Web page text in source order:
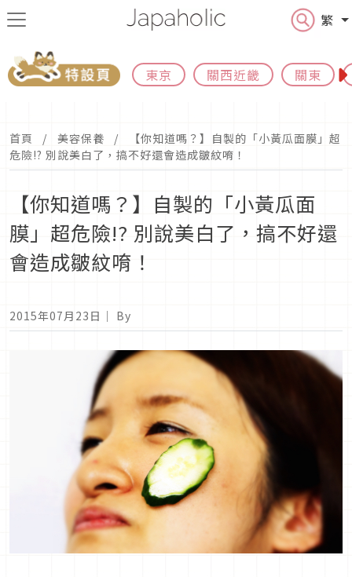
繁
東京 關西近畿 關東
首頁 美容保養
【你知道嗎？】自製的「小黃瓜面膜」超
危險!? 別說美白了，搞不好還會造成皺紋唷！
【你知道嗎？】自製的「小黃瓜面
膜」超危險!? 別說美白了，搞不好還
會造成皺紋唷！
2015年07月23日 ｜ By